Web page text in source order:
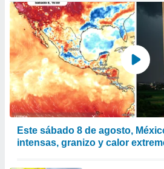
Este sábado 8 de agosto,
intensas, granizo y calor